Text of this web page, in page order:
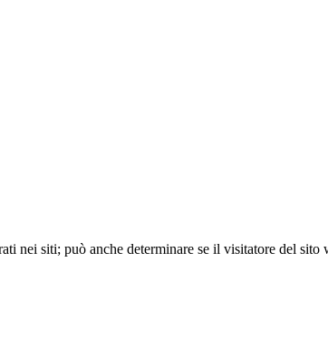
nei siti; può anche determinare se il visitatore del sito